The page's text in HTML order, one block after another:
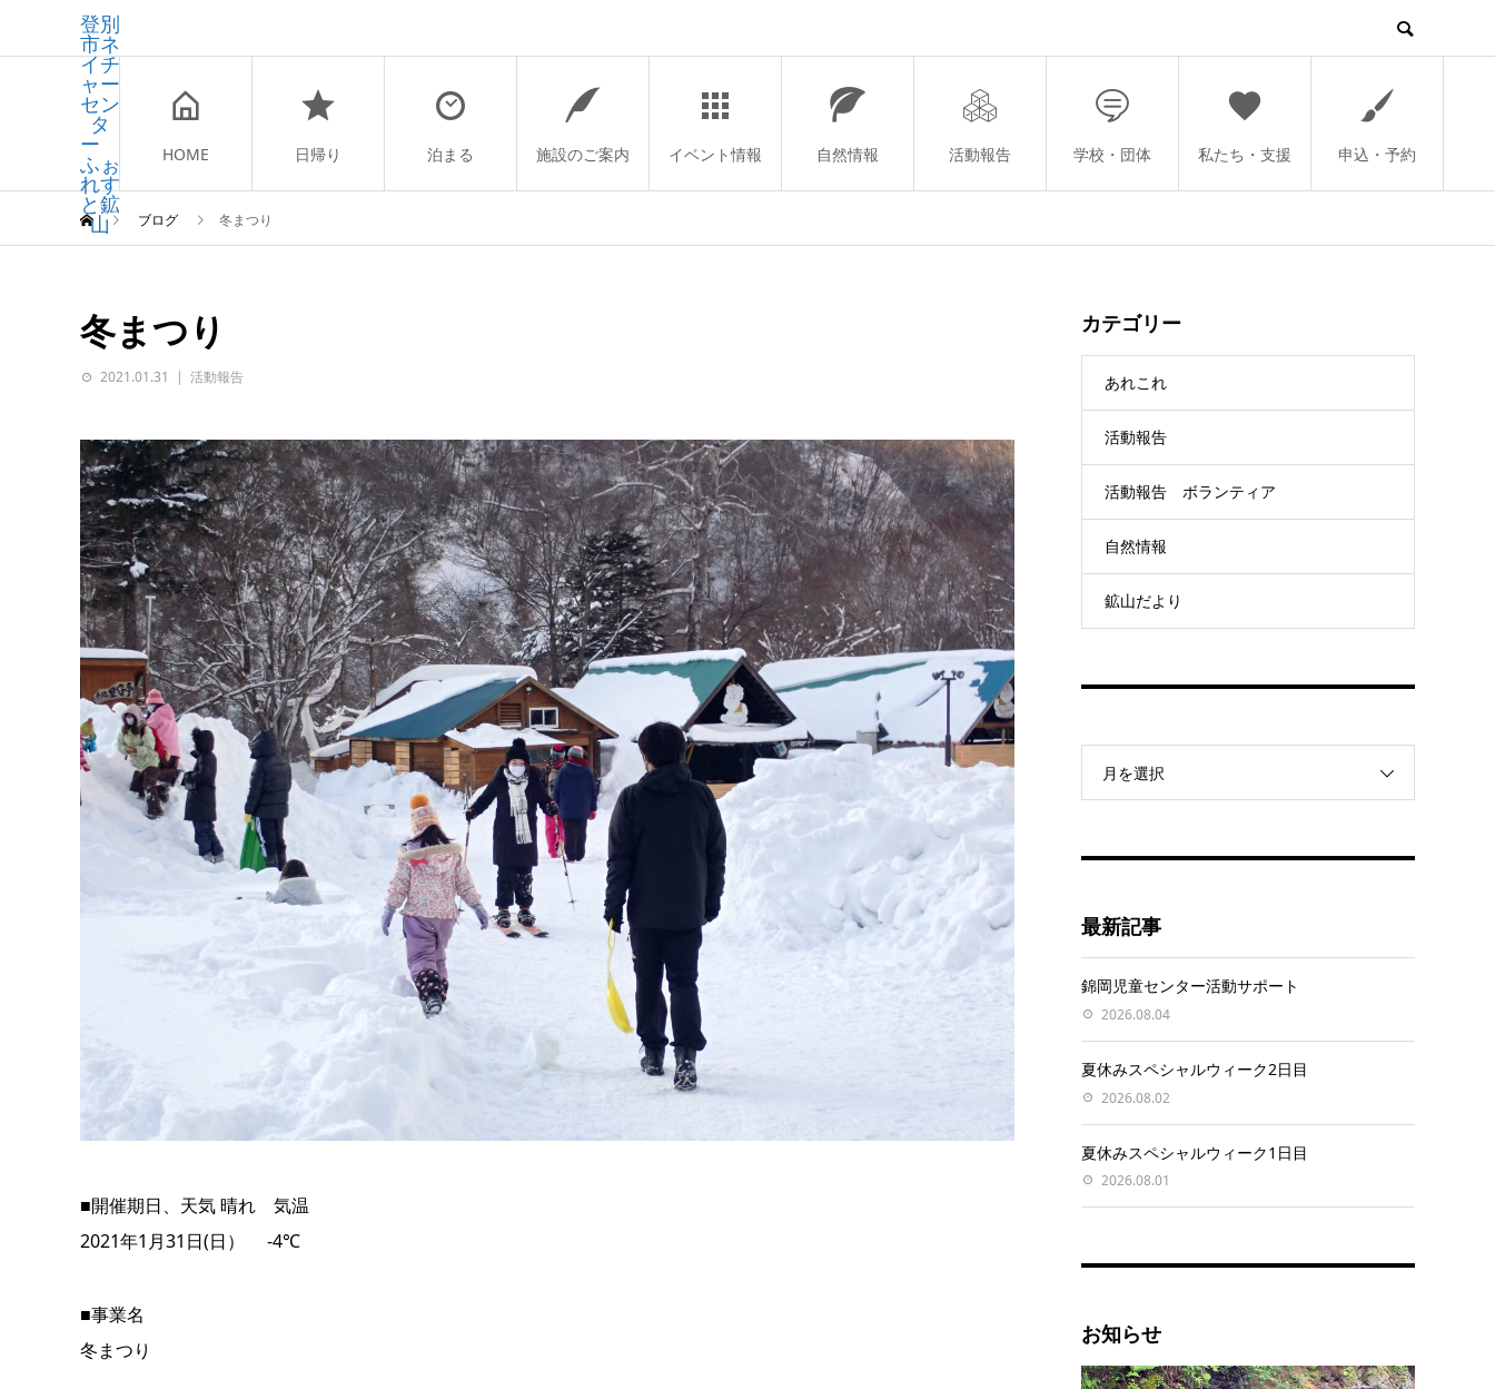
登別
市ネ
イチ
ャー
セン
タ
ー
ふぉ
れす
と鉱
山
HOME 日帰り 泊まる 施設のご案内 イベント情報 自然情報 活動報告 学校・団体 私たち・支援 申込・予約
ブログ 冬まつり
冬まつり
2021.01.31 活動報告
■開催期日、天気 晴れ 気温
2021年1月31日(日） -4℃
■事業名
冬まつり
カテゴリー
あれこれ
活動報告
活動報告 ボランティア
自然情報
鉱山だより
月を選択
最新記事
錦岡児童センター活動サポート
2026.08.04
夏休みスペシャルウィーク2日目
2026.08.02
夏休みスペシャルウィーク1日目
2026.08.01
お知らせ